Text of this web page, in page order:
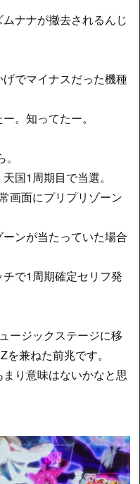
ナナが撤去されるんじ
でマイナスだった機種
。知ってたー。
国1周期目で当選。
画面にプリプリゾーン
ンが当たっていた場合
で1周期確定セリフ発
ージックステージに移
兼ねた前兆です。
り意味はないかなと思